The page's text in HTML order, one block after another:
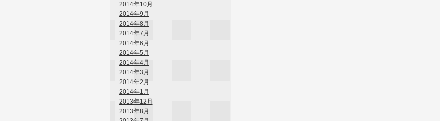
2014年10月
2014年9月
2014年8月
2014年7月
2014年6月
2014年5月
2014年4月
2014年3月
2014年2月
2014年1月
2013年12月
2013年8月